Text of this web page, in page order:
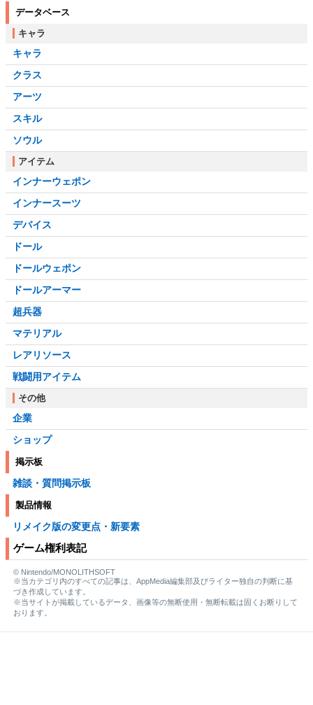
データベース
キャラ
キャラ
クラス
アーツ
スキル
ソウル
アイテム
インナーウェポン
インナースーツ
デバイス
ドール
ドールウェポン
ドールアーマー
超兵器
マテリアル
レアリソース
戦闘用アイテム
その他
企業
ショップ
掲示板
雑談・質問掲示板
製品情報
リメイク版の変更点・新要素
ゲーム権利表記
© Nintendo/MONOLITHSOFT
※当カテゴリ内のすべての記事は、AppMedia編集部及びライター独自の判断に基
づき作成しています。
※当サイトが掲載しているデータ、画像等の無断使用・無断転載は固くお断りして
おります。